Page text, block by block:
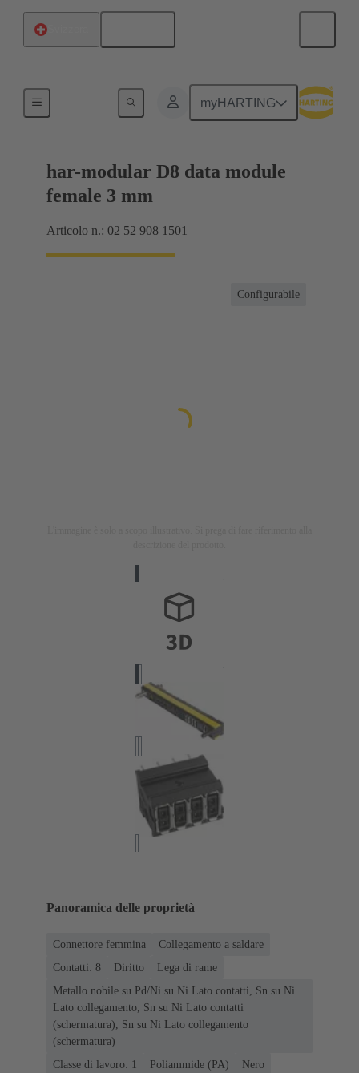
myHARTING
Collegamento scheda madre-scheda figlia
har-modular D8 data module
female 3 mm
Articolo n.: 02 52 908 1501
Configurabile
Panoramica delle proprietà
Connettore femmina
Collegamento a saldare
Contatti: 8
Diritto
Lega di rame
Metallo nobile su Pd/Ni su Ni Lato contatti, Sn su Ni
Lato collegamento, Sn su Ni Lato contatti
(schermatura), Sn su Ni Lato collegamento
(schermatura)
Classe di lavoro: 1
Poliammide (PA) Nero